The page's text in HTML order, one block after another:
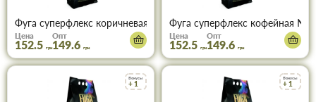
Фуга суперфлекс коричневая №10 (2 кг)
Цена
152.5 грн
Опт
149.6 грн
Фуга суперфлекс кофейная
Цена
152.5 грн
Опт
149.6 грн
Бонусы
+ 1
Бонусы
+ 1